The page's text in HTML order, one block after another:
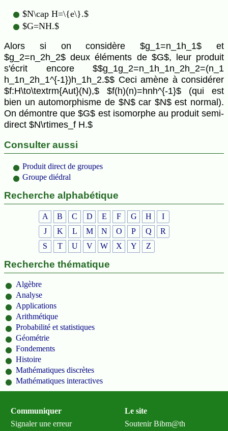
$N\cap H=\{e\}.$
$G=NH.$
Alors si on considère $g_1=n_1h_1$ et
$g_2=n_2h_2$ deux éléments de $G$, leur produit
s'écrit encore $$g_1g_2=n_1h_1n_2h_2=(n_1
h_1n_2h_1^{-1})h_1h_2.$$ Ceci amène à considérer
$f:H\to\textrm{Aut}(N),$ $f(h)(n)=hnh^{-1}$ (qui est
bien un automorphisme de $N$ car $N$ est normal).
On démontre que $G$ est isomorphe au produit semi-
direct $N\rtimes_f H.$
Consulter aussi
Produit direct de groupes
Groupe diédral
Recherche alphabétique
A B C D E F G H
I
J
K L M N O P Q
R
S
T U V W X Y Z
Recherche thématique
Algèbre
Analyse
Applications
Arithmétique
Probabilité et statistiques
Géométrie
Fondements
Histoire
Mathématiques discrètes
Mathématiques interactives
Communiquer
Signaler une erreur
Le site
Soutenir Bibm@th